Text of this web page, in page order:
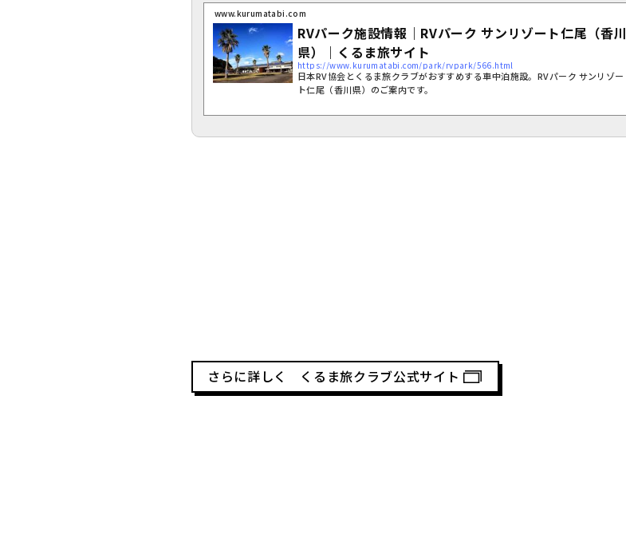
www.kurumatabi.com
RVパーク施設情報｜RVパーク サンリゾート仁尾（香川
県）｜くるま旅サイト
https://www.kurumatabi.com/park/rvpark/566.html
日本RV協会とくるま旅クラブがおすすめする車中泊施設。RVパーク サンリゾー
ト仁尾（香川県）のご案内です。
さらに詳しく くるま旅クラブ公式サイト